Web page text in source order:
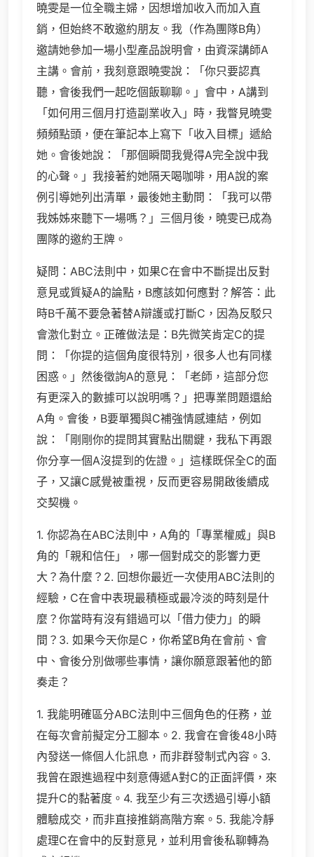
曉雯是一位全職主婦，因想增加收入而加入直
銷，但始終不敢邀約朋友。我（作為團隊B角）
邀請她參加一場小型產品說明會，由資深講師A
主講。會前，我刻意跟曉雯說：「你只要認真
聽，會後我們一起吃個飯聊聊。」會中，A講到
「如何用三個月打造副業收入」時，我瞥見曉雯
頻頻點頭，便在筆記本上寫下「收入目標」遞給
她。會後她說：「那個瞬間我覺得A完全說中我
的心聲。」我接著約她隔天喝咖啡，用A說的案
例引導她列出清單，最後她主動問：「我可以帶
我姊姊來聽下一場嗎？」三個月後，曉雯已成為
團隊的邀約王牌。
疑問：ABC法則中，如果C在會中不斷提出反對
意見或質疑A的論點，B應該如何應對？解答：此
時B千萬不要急著替A辯護或打斷C，因為反駁只
會激化對立。正確做法是：B先微笑肯定C的提
問：「你提的這個角度很特別，很多人也有同樣
困惑。」然後徵詢A的意見：「老師，這部分您
有更深入的數據可以說明嗎？」把專業問題還給
A角。會後，B要單獨與C補強情感連結，例如
說：「剛剛你的提問其實點出關鍵，我私下再跟
你分享一個A沒提到的佐證。」這樣既保全C的面
子，又讓C感覺被重視，反而更容易開啟後續成
交契機。
1. 你認為在ABC法則中，A角的「專業權威」與B
角的「親和信任」，哪一個對成交的影響力更
大？為什麼？2. 回想你最近一次使用ABC法則的
經驗，C在會中表現最積極或最冷淡的時刻是什
麼？你當時有沒有錯過可以「借力使力」的瞬
間？3. 如果今天你是C，你希望B角在會前、會
中、會後分別做哪些事情，讓你願意跟著他的節
奏走？
1. 我能明確區分ABC法則中三個角色的任務，並
在每次會前擬定分工腳本。2. 我會在會後48小時
內發送一條個人化訊息，而非群發制式內容。3.
我曾在跟進過程中刻意傳遞A對C的正面評價，來
提升C的黏著度。4. 我至少有三次透過引導小額
體驗成交，而非直接推銷高階方案。5. 我能冷靜
處理C在會中的反對意見，並利用會後私聊轉為